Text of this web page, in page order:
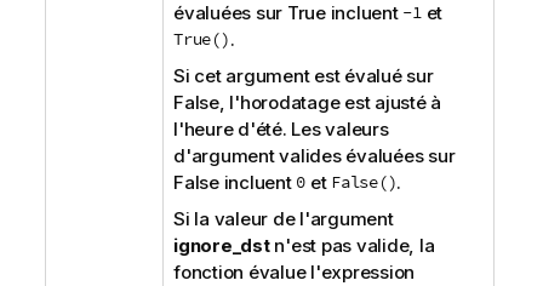
n
s
évaluées sur Trueincluent -1et
True().
Si cet argument est évalué sur
False, l'horodatage est ajusté à
l'heure d'été. Les valeurs
d'argument valides évaluées sur
Falseincluent 0 et False().
Si la valeur de l'argument
ignore_dstn'est pas valide, la
fonction évalue l'expression